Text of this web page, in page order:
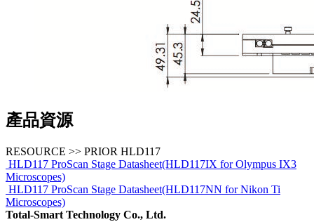
產品資源
RESOURCE >> PRIOR HLD117
HLD117 ProScan Stage Datasheet(HLD117IX for Olympus IX3
Microscopes)
HLD117 ProScan Stage Datasheet(HLD117NN for Nikon Ti
Microscopes)
Total-Smart Technology Co., Ltd.